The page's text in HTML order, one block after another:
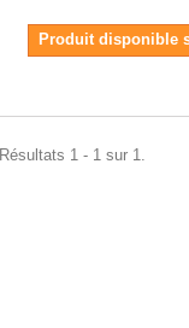
Produit disponible
Résultats 1 - 1 sur 1.